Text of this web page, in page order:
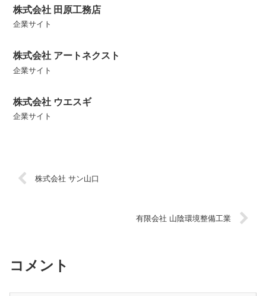
株式会社 田原工務店
企業サイト
株式会社 アートネクスト
企業サイト
株式会社 ウエスギ
企業サイト
株式会社 サン山口
有限会社 山陰環境整備工業
コメント